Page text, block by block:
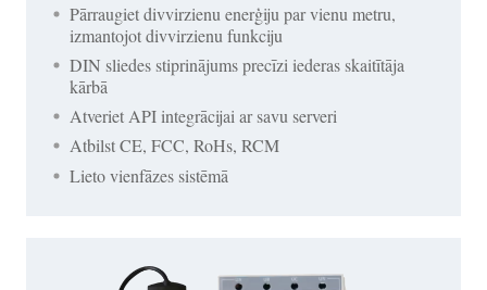
Pārraugiet divvirzienu enerģiju par vienu metru,
izmantojot divvirzienu funkciju
DIN sliedes stiprinājums precīzi iederas skaitītāja
kārbā
Atveriet API integrācijai ar savu serveri
Atbilst CE, FCC, RoHs, RCM
Lieto vienfāzes sistēmā